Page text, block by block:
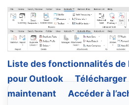
Liste des fonctionnalités de
pour Outlook
Télécharger
maintenant
Accéder à